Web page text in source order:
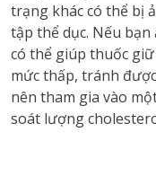
trạng khác có thể bị
tập thể dục. Nếu
có thể giúp thuốc
mức thấp, tránh
nên tham gia vào
soát lượng